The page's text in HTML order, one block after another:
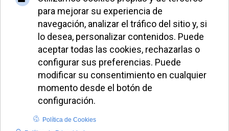
El Papa León XIV
felicita a la IMBISA
por su 50.º
aniversario
ALMUDENA RODRIGO
PAPA LEÓN XIV